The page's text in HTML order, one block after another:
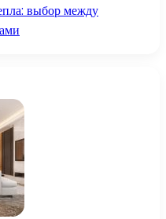
выбор между